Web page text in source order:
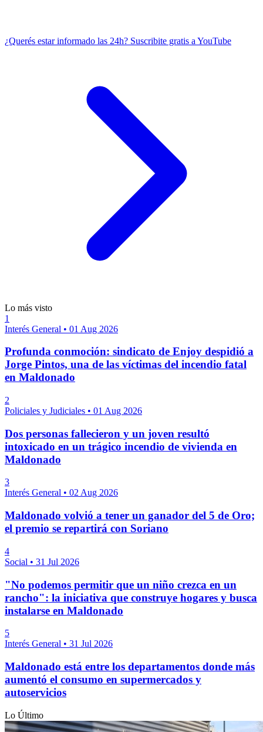
¿Querés estar informado las 24h? Suscribite gratis a YouTube
Lo más visto
1
Interés General • 01 Aug 2026
Profunda conmoción: sindicato de Enjoy despidió a
Jorge Pintos, una de las víctimas del incendio fatal
en Maldonado
2
Policiales y Judiciales • 01 Aug 2026
Dos personas fallecieron y un joven resultó
intoxicado en un trágico incendio de vivienda en
Maldonado
3
Interés General • 02 Aug 2026
Maldonado volvió a tener un ganador del 5 de Oro;
el premio se repartirá con Soriano
4
Social • 31 Jul 2026
"No podemos permitir que un niño crezca en un
rancho": la iniciativa que construye hogares y busca
instalarse en Maldonado
5
Interés General • 31 Jul 2026
Maldonado está entre los departamentos donde más
aumentó el consumo en supermercados y
autoservicios
Lo Último